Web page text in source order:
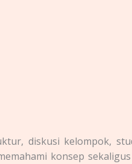
diskusi kelompok,
konsep